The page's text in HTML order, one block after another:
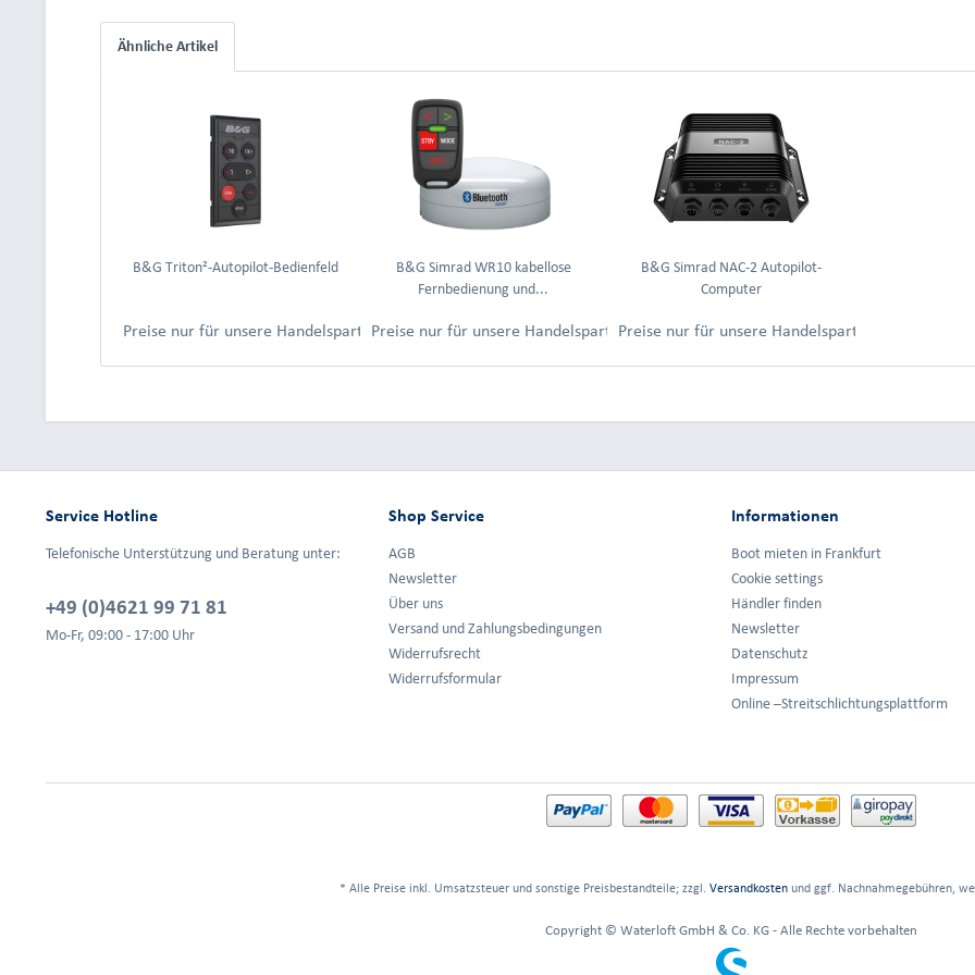
Ähnliche Artikel
B&G Triton²-Autopilot-Bedienfeld
Preise nur für unsere Handelspartner nach Anmeldung.
B&G Simrad WR10 kabellose
Fernbedienung und...
Preise nur für unsere Handelspartner nach Anmeldung.
B&G Simrad NAC-2 Autopilot-
Computer
Preise nur für unsere Handelspartner nach
Service Hotline
Telefonische Unterstützung und Beratung unter:
+49 (0)4621 99 71 81
Mo-Fr, 09:00 - 17:00 Uhr
Shop Service
AGB
Newsletter
Über uns
Versand und Zahlungsbedingungen
Widerrufsrecht
Widerrufsformular
Informationen
Boot mieten in Frankfurt
Cookie settings
Händler finden
Newsletter
Datenschutz
Impressum
Online –Streitschlichtungsplattform
* Alle Preise inkl. Umsatzsteuer und sonstige Preisbestandteile; zzgl. Versandkostenund ggf. Nachnahmegebühren,
Copyright © Waterloft GmbH & Co. KG - Alle Rechte vorbehalten